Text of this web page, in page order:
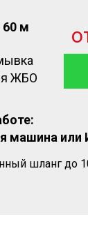
60 м
ЖБО
машина или
шланг до